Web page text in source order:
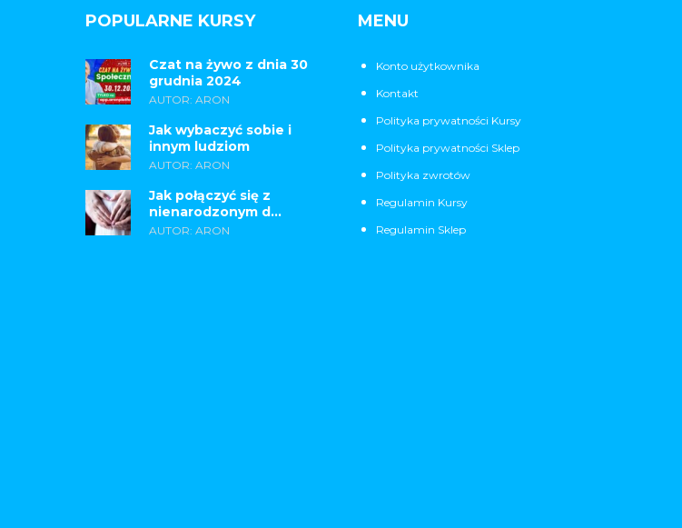
POPULARNE KURSY
Czat na żywo z dnia 30
grudnia 2024
AUTOR: ARON
Jak wybaczyć sobie i
innym ludziom
AUTOR: ARON
Jak połączyć się z
nienarodzonym d...
AUTOR: ARON
MENU
Konto użytkownika
Kontakt
Polityka prywatności Kursy
Polityka prywatności Sklep
Polityka zwrotów
Regulamin Kursy
Regulamin Sklep